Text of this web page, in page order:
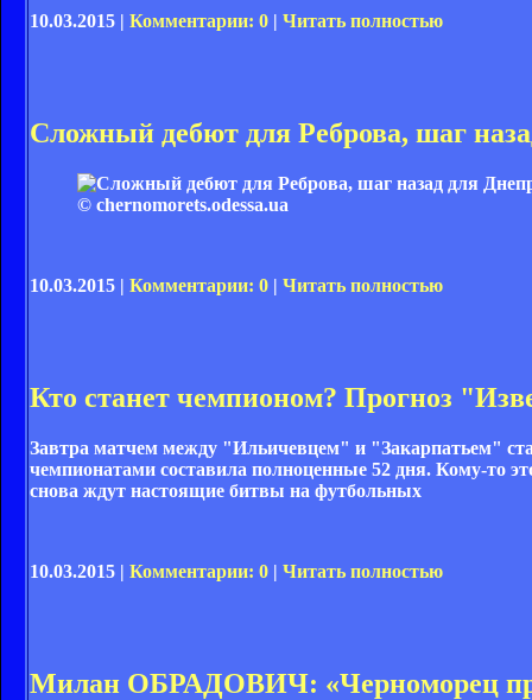
10.03.2015 | Комментарии: 0 | Читать полностью
Сложный дебют для Реброва, шаг
© chernomorets.odessa.ua
10.03.2015 | Комментарии: 0 | Читать полностью
Кто станет чемпионом? Прогноз
Завтра матчем между "Ильичевцем" и "Закарпатьем"
чемпионатами составила полноценные 52 дня. Кому-то
снова ждут настоящие битвы на футбольных
10.03.2015 | Комментарии: 0 | Читать полностью
Милан ОБРАДОВИЧ: «Черноморец